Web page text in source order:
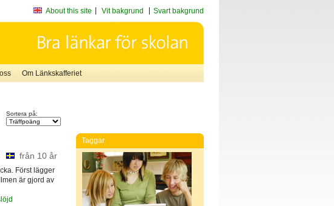
About this site Vit bakgrund Svart bakgrund
Om Länkskafferiet
Sortera på:
från 10 år
Först lägger
är gjord av
Taggar